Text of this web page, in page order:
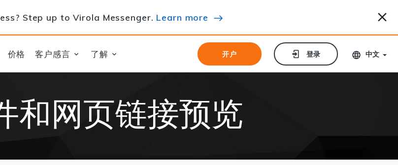
Step up to Virola Messenger. Learn more
价格 客户感言 了解 开户
开户 登录
登录 中文
和网页链接预览